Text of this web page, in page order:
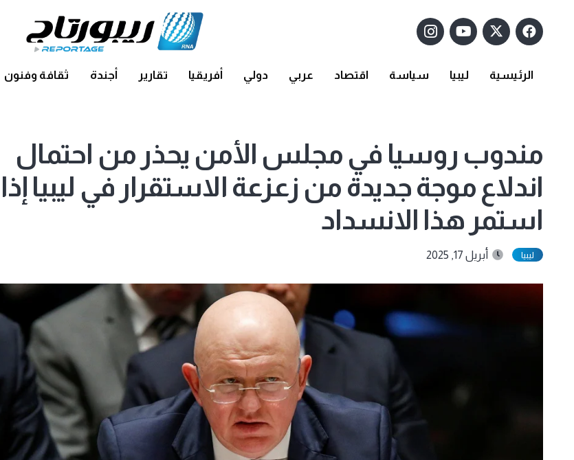
الرئيسية ليبيا سياسة اقتصاد عربي دولي أفريقيا تقارير أجندة ثقافة وفنون
مندوب روسيا في مجلس الأمن يحذر من احتمال
اندلاع موجة جديدة من زعزعة الاستقرار في ليبيا إذا
استمر هذا الانسداد
ليبيا أبريل 17, 2025